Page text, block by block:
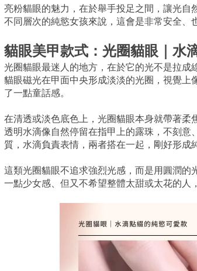
亮粉貓眼的魅力，在於舉手投足之間，讓光
不同層次的純慾女孩來說，這會是非常安全、
貓眼美甲款式：光圈貓眼｜水
光圈貓眼最迷人的地方，在於它的光不是拉成
貓眼磁光在甲面中央形成淡淡的光圈，視覺上
了一點童話感。
在清透或淡色底色上，光圈貓眼本身就帶著柔
透明水滴像自然停留在指甲上的露珠，不刻
質，水滴負責表情，兩者搭在一起，剛好形成
這類光圈貓眼不追求強烈光感，而是用圓潤
一點少女感、但又不希望整體太甜或太花的人